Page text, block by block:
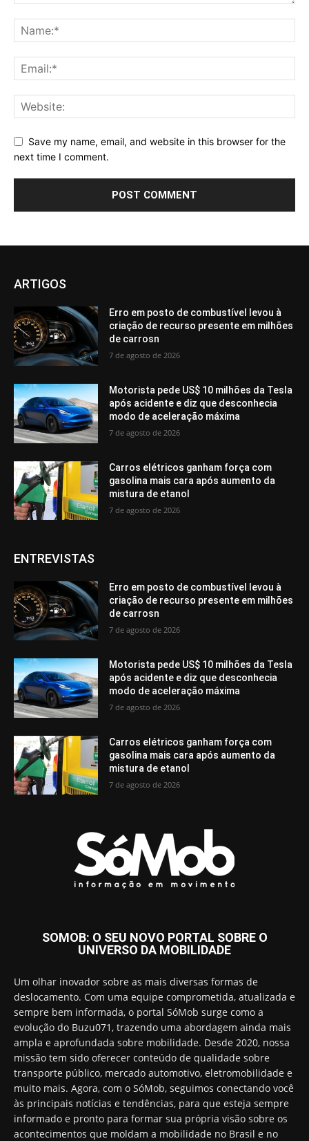
Save my name, email, and website in this browser for the
next time I comment.
ARTIGOS
Erro em posto de combustível levou à
criação de recurso presente em milhões
de carrosn
7 de agosto de 2026
Motorista pede US$ 10 milhões da Tesla
após acidente e diz que desconhecia
modo de aceleração máxima
7 de agosto de 2026
Carros elétricos ganham força com
gasolina mais cara após aumento da
mistura de etanol
7 de agosto de 2026
ENTREVISTAS
Erro em posto de combustível levou à
criação de recurso presente em milhões
de carrosn
7 de agosto de 2026
Motorista pede US$ 10 milhões da Tesla
após acidente e diz que desconhecia
modo de aceleração máxima
7 de agosto de 2026
Carros elétricos ganham força com
gasolina mais cara após aumento da
mistura de etanol
7 de agosto de 2026
SOMOB: O SEU NOVO PORTAL SOBRE O
UNIVERSO DA MOBILIDADE
Um olhar inovador sobre as mais diversas formas de
deslocamento. Com uma equipe comprometida, atualizada e
sempre bem informada, o portal SóMob surge como a
evolução do Buzu071, trazendo uma abordagem ainda mais
ampla e aprofundada sobre mobilidade. Desde 2020, nossa
missão tem sido oferecer conteúdo de qualidade sobre
transporte público, mercado automotivo, eletromobilidade e
muito mais. Agora, com o SóMob, seguimos conectando você
às principais notícias e tendências, para que esteja sempre
informado e pronto para formar sua própria visão sobre os
acontecimentos que moldam a mobilidade no Brasil e no